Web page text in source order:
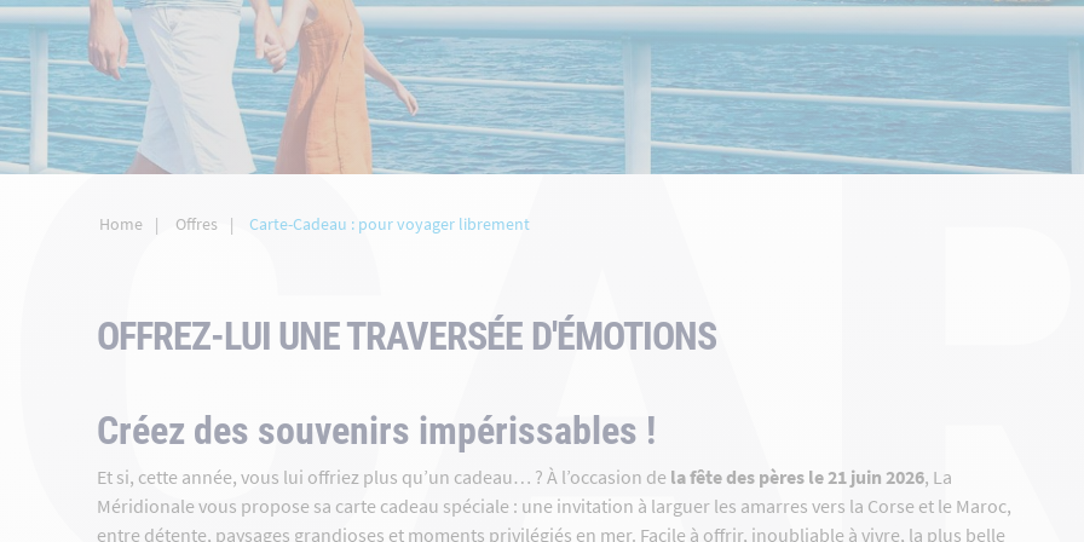
Home Offres Carte-Cadeau : pour voyager librement
OFFREZ-LUI UNE TRAVERSÉE D'ÉMOTIONS
Créez des souvenirs impérissables !
Et si, cette année, vous lui offriez plus qu’un cadeau… ? À l’occasion de la fête des pères le 21 juin 2026, La
Méridionale vous propose sa carte cadeau spéciale : une invitation à larguer les amarres vers la Corse et le Maroc,
entre détente, paysages grandioses et moments privilégiés en mer. Facile à offrir, inoubliable à vivre, la plus belle